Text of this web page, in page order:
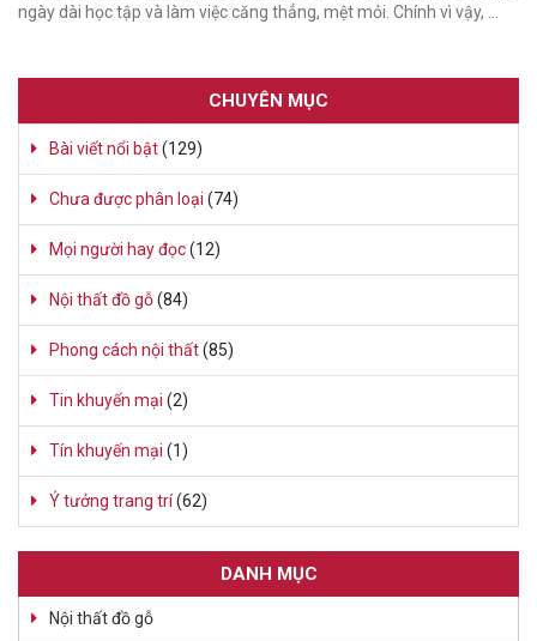
ngày dài học tập và làm việc căng thẳng, mệt mỏi. Chính vì vậy, …
CHUYÊN MỤC
Bài viết nổi bật(129)
Chưa được phân loại (74)
Mọi người hay đọc(12)
Nội thất đồ gỗ(84)
Phong cách nội thất(85)
Tin khuyến mại (2)
Tín khuyến mại (1)
Ý tưởng trang trí(62)
DANH MỤC
Nội thất đồ gỗ